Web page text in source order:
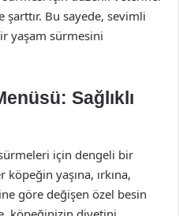
Bu sayede, sevimli
yaşam sürmesini
Sağlıklı
için dengeli bir
yaşına, ırkına,
göre değişen özel besin